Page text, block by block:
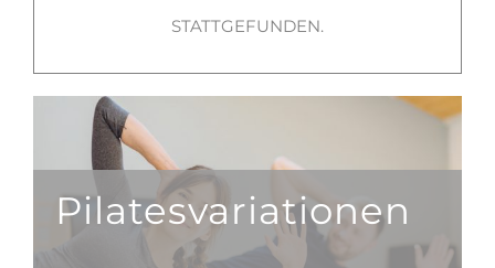
STATTGEFUNDEN.
Pilatesvariationen